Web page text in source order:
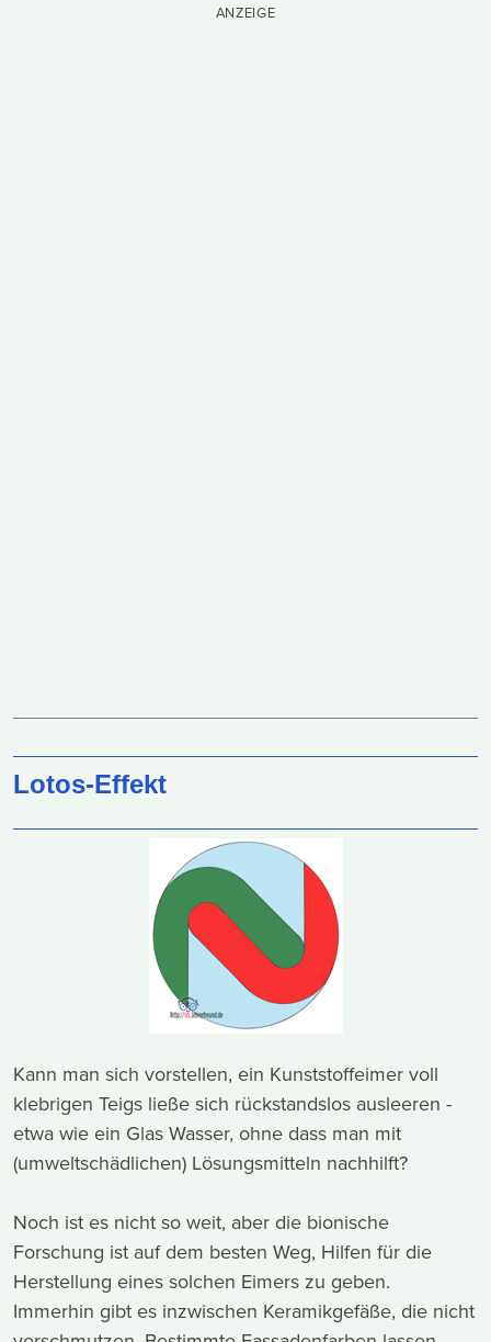
ANZEIGE
Lotos-Effekt
Kann man sich vorstellen, ein Kunststoffeimer voll
klebrigen Teigs ließe sich rückstandslos ausleeren -
etwa wie ein Glas Wasser, ohne dass man mit
(umweltschädlichen) Lösungsmitteln nachhilft?
Noch ist es nicht so weit, aber die bionische
Forschung ist auf dem besten Weg, Hilfen für die
Herstellung eines solchen Eimers zu geben.
Immerhin gibt es inzwischen Keramikgefäße, die nicht